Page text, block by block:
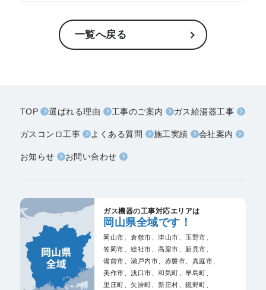
一覧へ戻る
TOP 選ばれる理由 工事のご案内 ガス給湯器工事
ガスコンロ工事 よくある質問 施工実績 会社案内
お知らせ お問い合わせ
ガス機器の工事対応エリアは
岡山県全域です！
岡山市、倉敷市、津山市、 玉野市、
笠岡市、総社市、高梁市、 新見市、
備前市、瀬戸内市、 赤磐市、 真庭市、
美作市、浅口市、和気町、早島町、
里庄町、矢掛町、 新庄村、鏡野町、